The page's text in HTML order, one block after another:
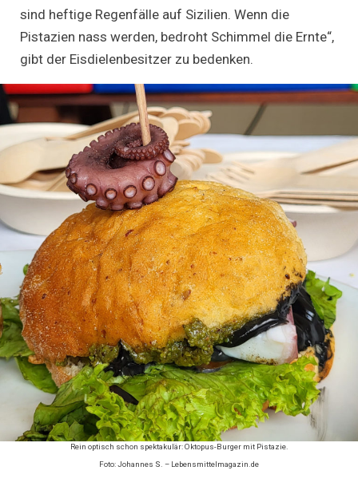
sind heftige Regenfälle auf Sizilien. Wenn die
Pistazien nass werden, bedroht Schimmel die Ernte“,
gibt der Eisdielenbesitzer zu bedenken.
Rein optisch schon spektakulär: Oktopus-Burger mit Pistazie.
Foto: Johannes S. – Lebensmittelmagazin.de